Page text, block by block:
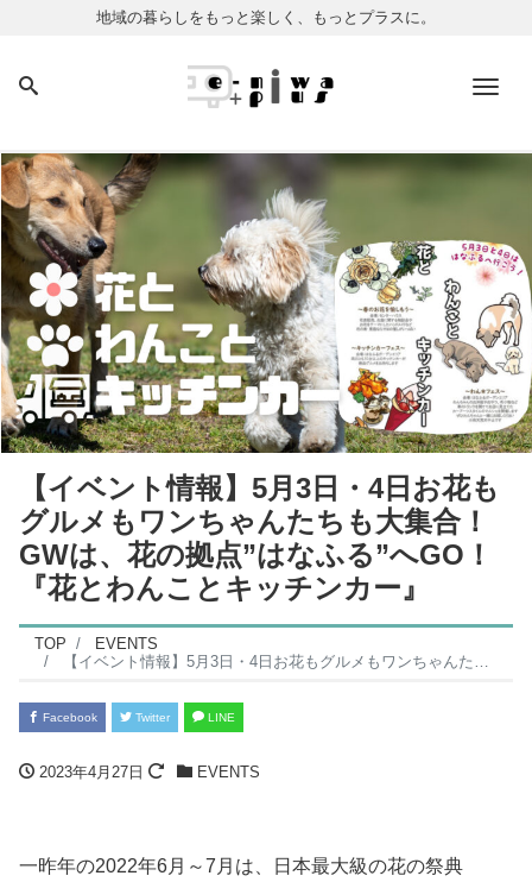
地域の暮らしをもっと楽しく、もっとプラスに。
【イベント情報】5月3日・4日お花も
グルメもワンちゃんたちも大集合！
GWは、花の拠点”はなふる”へGO！
『花とわんことキッチンカー』
TOP
EVENTS
【イベント情報】5月3日・4日お花もグルメもワンちゃんたちも大集合！GWは、花の拠点”はなふる”へGO！『花とわんことキッチンカー』
Facebook Twitter LINE
2023年4月27日 EVENTS
一昨年の2022年6月～7月は、日本最大級の花の祭典